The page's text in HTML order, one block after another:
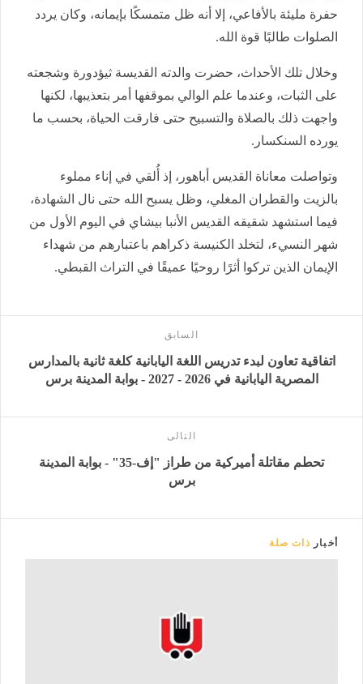
حفرة مليئة بالأفاعي، إلا أنه ظل متمسكًا بإيمانه، وكان يردد
الصلوات طالبًا قوة الله.
وخلال تلك الأحداث، حضرت والدته القديسة ثيؤدورة وشجعته
على الثبات، وعندما علم الوالي بموقفها أمر بتعذيبها، لكنها
واجهت ذلك بالصلاة والتسبيح حتى فارقت الحياة، بحسب ما
يورده السنكسار.
وتواصلت معاناة القديس أباهور، إذ أُلقي في إناء مملوء
بالزيت والقطران المغلي، وظل يسبح الله حتى نال الشهادة،
فيما استشهد شقيقه القديس الأنبا بيشاي في اليوم الأول من
شهر النسيء، لتخلد الكنيسة ذكراهم باعتبارهم من شهداء
الإيمان الذين تركوا أثرًا روحيًا عميقًا في التراث القبطي.
السابق
اتفاقية تعاون لبدء تدريس اللغة اليابانية كلغة ثانية بالمدارس
المصرية اليابانية في 2026 - 2027 - بوابة المدينة برس
التالى
تحطم مقاتلة أميركية من طراز "إف-35" - بوابة المدينة
برس
أخبار ذات صلة